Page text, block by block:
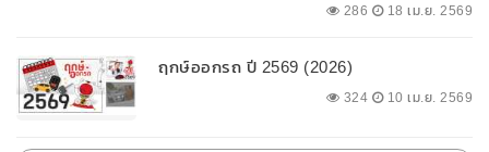
286 18 เม.ย. 2569
ฤกษ์ออกรถ ปี 2569 (2026)
324 10 เม.ย. 2569